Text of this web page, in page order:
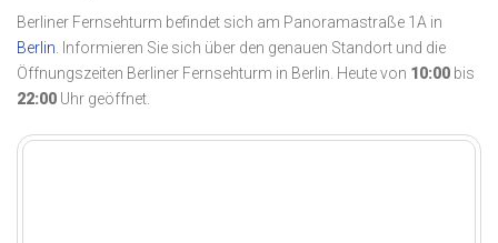
Berliner Fernsehturm befindet sich am Panoramastraße 1A in
Berlin. Informieren Sie sich über den genauen Standort und die
Öffnungszeiten Berliner Fernsehturm in Berlin. Heute von 10:00 bis
22:00 Uhr geöffnet.